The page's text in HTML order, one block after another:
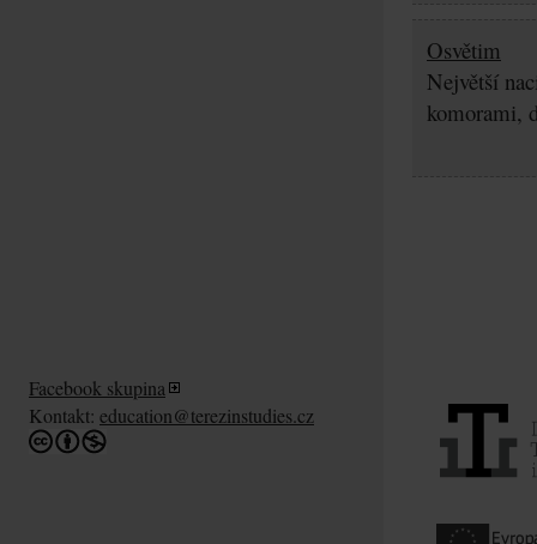
Osvětim
Největší
komorami,
Facebook skupina
Kontakt: education@terezinstudies.cz